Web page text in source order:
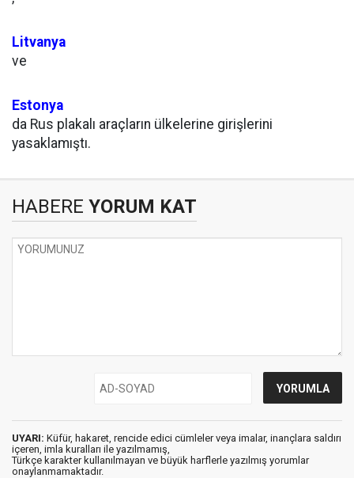
Litvanya
ve
Estonya
da Rus plakalı araçların ülkelerine girişlerini
yasaklamıştı.
HABERE YORUM KAT
UYARI: Küfür, hakaret, rencide edici cümleler veya imalar, inançlara saldırı
içeren, imla kuralları ile yazılmamış,
Türkçe karakter kullanılmayan ve büyük harflerle yazılmış yorumlar
onaylanmamaktadır.